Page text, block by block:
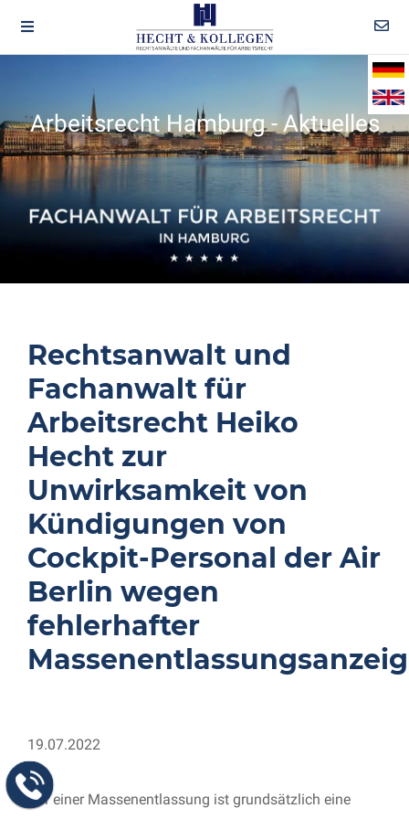
Arbeitsrecht Hamburg - Aktuelles
Rechtsanwalt und
Fachanwalt für
Arbeitsrecht Heiko
Hecht zur
Unwirksamkeit von
Kündigungen von
Cockpit-Personal der Air
Berlin wegen
fehlerhafter
19.07.2022
Vor einer Massenentlassung ist grundsätzlich eine